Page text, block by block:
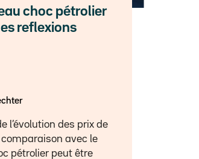
choc pétrolier
reflexions
l’évolution des prix de
comparaison avec le
pétrolier peut être